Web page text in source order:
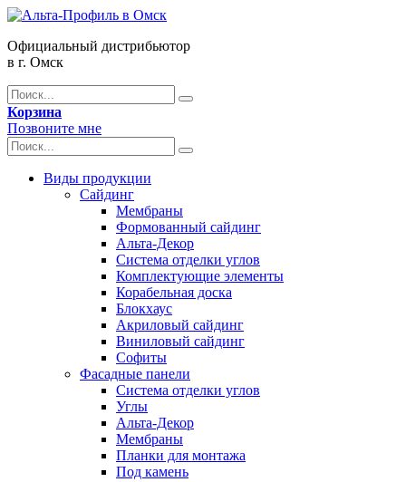
Официальный дистрибьютор
в г. Омск
Корзина
Позвоните мне
Виды продукции
Сайдинг
Мембраны
Формованный сайдинг
Альта-Декор
Система отделки углов
Комплектующие элементы
Корабельная доска
Блокхаус
Акриловый сайдинг
Виниловый сайдинг
Софиты
Фасадные панели
Система отделки углов
Углы
Альта-Декор
Мембраны
Планки для монтажа
Под камень